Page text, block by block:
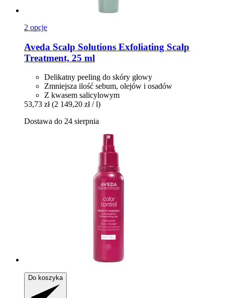
2 opcje
Aveda Scalp Solutions Exfoliating Scalp
Treatment, 25 ml
Delikatny peeling do skóry głowy
Zmniejsza ilość sebum, olejów i osadów
Z kwasem salicylowym
53,73 zł (2 149,20 zł / l)
Dostawa do 24 sierpnia
Do koszyka